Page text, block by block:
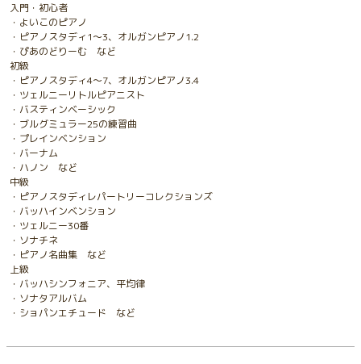
入門・初心者
・よいこのピアノ
・ピアノスタディ1〜3、オルガンピアノ1.2
・ぴあのどりーむ など
初級
・ピアノスタディ4〜7、オルガンピアノ3.4
・ツェルニーリトルピアニスト
・バスティンベーシック
・ブルグミュラー25の練習曲
・プレインベンション
・バーナム
・ハノン など
中級
・ピアノスタディレパートリーコレクションズ
・バッハインベンション
・ツェルニー30番
・ソナチネ
・ピアノ名曲集 など
上級
・バッハシンフォニア、平均律
・ソナタアルバム
・ショパンエチュード など